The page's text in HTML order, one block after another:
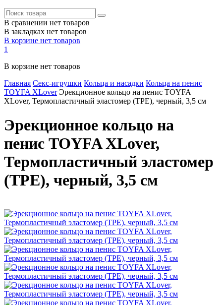
В сравнении нет товаров
В закладках нет товаров
В корзине нет товаров
1
В корзине нет товаров
Главная Секс-игрушки Кольца и насадки Кольца на пенис
TOYFA XLover Эрекционное кольцо на пенис TOYFA
XLover, Термопластичный эластомер (TPE), черный, 3,5 см
Эрекционное кольцо на
пенис TOYFA XLover,
Термопластичный эластомер
(TPE), черный, 3,5 см